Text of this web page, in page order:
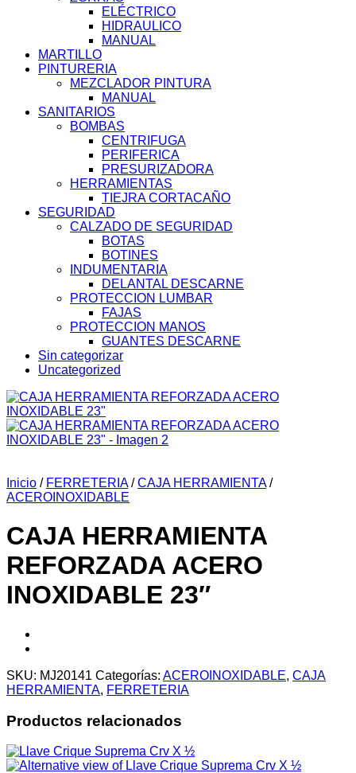
ELÉCTRICO
HIDRAULICO
MANUAL
MARTILLO
PINTURERIA
MEZCLADOR PINTURA
MANUAL
SANITARIOS
BOMBAS
CENTRIFUGA
PERIFERICA
PRESURIZADORA
HERRAMIENTAS
TIEJRA CORTACAÑO
SEGURIDAD
CALZADO DE SEGURIDAD
BOTAS
BOTINES
INDUMENTARIA
DELANTAL DESCARNE
PROTECCION LUMBAR
FAJAS
PROTECCION MANOS
GUANTES DESCARNE
Sin categorizar
Uncategorized
Inicio / FERRETERIA / CAJA HERRAMIENTA /
ACEROINOXIDABLE
CAJA HERRAMIENTA
REFORZADA ACERO
INOXIDABLE 23″
SKU: MJ20141 Categorías: ACEROINOXIDABLE, CAJA
HERRAMIENTA, FERRETERIA
Productos relacionados